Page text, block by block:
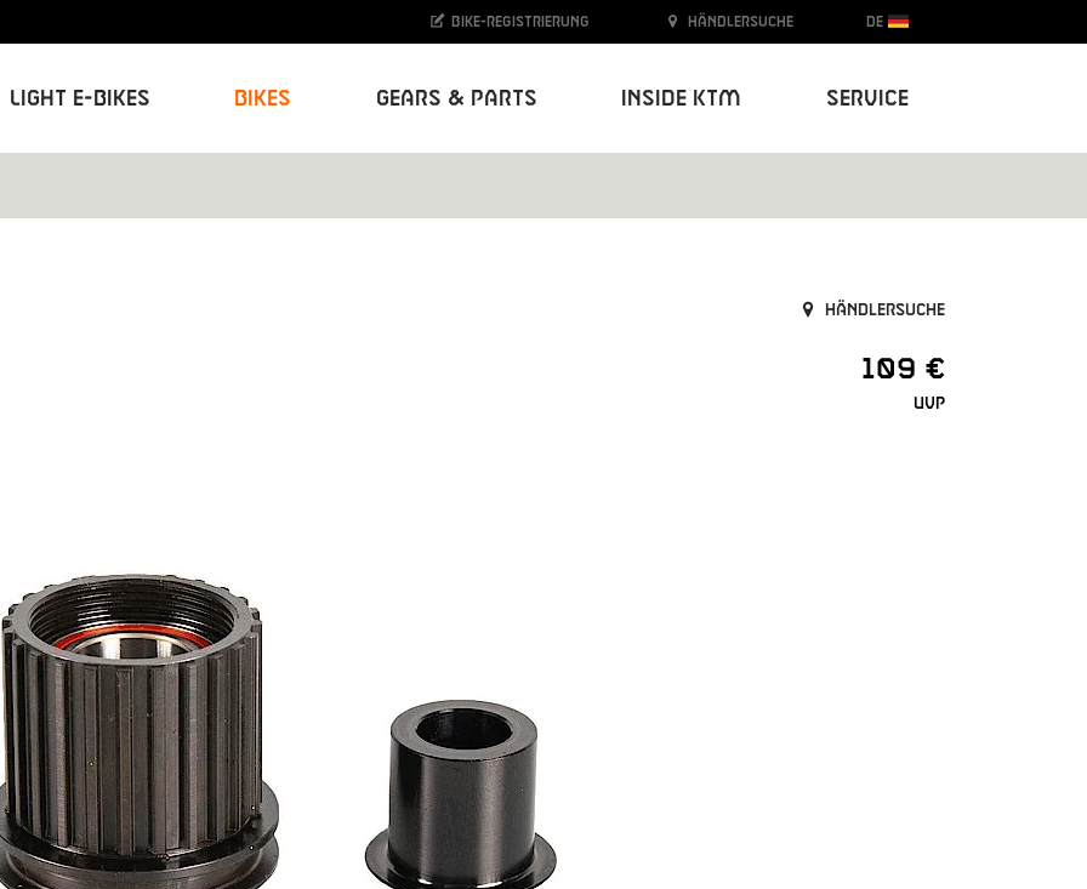
Light E-Bikes Bikes Gears & Parts Inside KTM Service
Bike-Registrierung Händlersuche DE
Händlersuche
109 €
UVP